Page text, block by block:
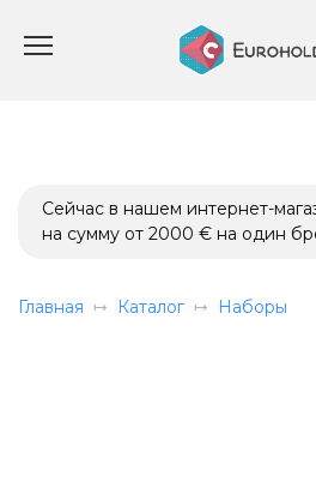
Сейчас в нашем интернет-
на сумму от 2000 € на один
Главная Каталог Наборы